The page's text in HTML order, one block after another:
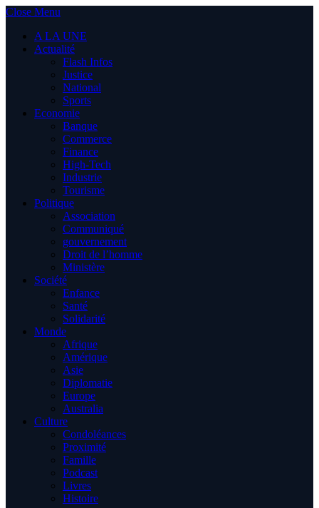
Close Menu
A LA UNE
Actualité
Flash Infos
Justice
National
Sports
Economie
Banque
Commerce
Finance
High-Tech
Industrie
Tourisme
Politique
Association
Communiqué
gouvernement
Droit de l’homme
Ministère
Société
Enfance
Santé
Solidarité
Monde
Afrique
Amérique
Asie
Diplomatie
Europe
Australia
Culture
Condoléances
Proximité
Famille
Podcast
Livres
Histoire